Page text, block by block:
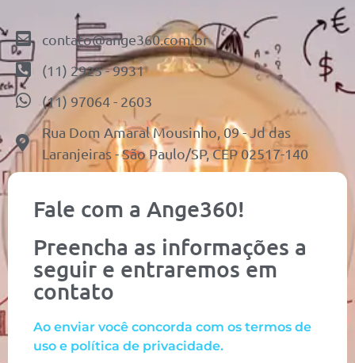
contato@ange360.com.br
(11) 2925 - 9931
(11) 97064 - 2603
Rua Dom Amaral Mousinho, 09 - Jd das
Laranjeiras - São Paulo/SP, CEP 02517-140
Fale com a Ange360!
Preencha as informações a
seguir e entraremos em
contato
Ao enviar você concorda com os termos de
uso e política de privacidade.